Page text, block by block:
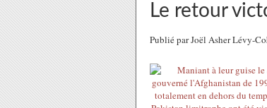
Le retour
Publié par Joël Asher Lévy-